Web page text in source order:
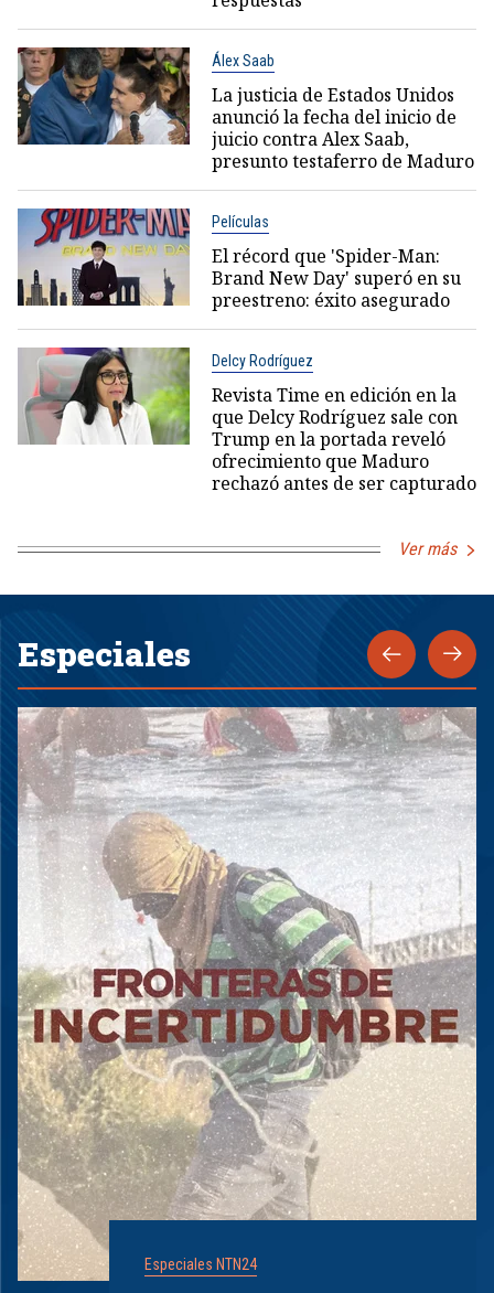
Álex Saab
La justicia de Estados Unidos
anunció la fecha del inicio de
juicio contra Alex Saab,
presunto testaferro de Maduro
Películas
El récord que 'Spider-Man:
Brand New Day' superó en su
preestreno: éxito asegurado
Delcy Rodríguez
Revista Time en edición en la
que Delcy Rodríguez sale con
Trump en la portada reveló
ofrecimiento que Maduro
rechazó antes de ser capturado
Ver más
Especiales
Especiales NTN24